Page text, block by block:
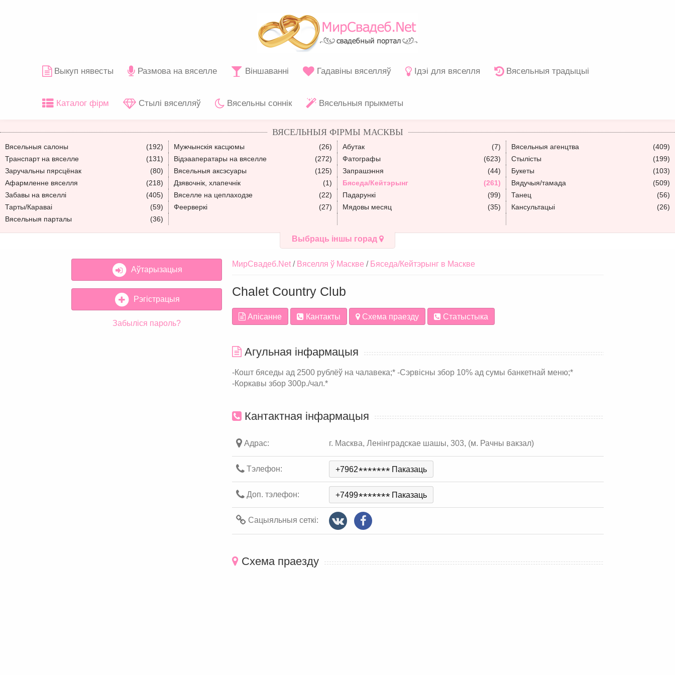
Выкуп нявесты Размова на вяселле Віншаванні Гадавіны вяселляў Ідэі для вяселля Вясельныя традыцыі
Каталог фірм Стылі вяселляў Вясельны соннік Вясельныя прыкметы
ВЯСЕЛЬНЫЯ ФІРМЫ МАСКВЫ
Вясельныя салоны (192) Мужчынскія касцюмы (26) Абутак (7) Вясельныя агенцтва
(409)
Транспарт на вяселле
(131) Відэааператары на вяселле (272) Фатографы (623) Стылісты
(199)
Заручальны пярсцёнак
(80) Вясельныя аксэсуары (125) Запрашэння (44) Букеты
(103)
Афармленне вяселля
(218) Дзявочнік, хлапечнік (1) Бяседа/Кейтэрынг (261) Вядучыя/тамада
(509)
Забавы на вяселлі
(405) Вяселле на цеплаходзе (22) Падарункі (99) Танец
(56)
Тарты/Караваі
(59) Феерверкі (27) Мядовы месяц (35) Кансультацыі
(26)
Вясельныя парталы
(36)
Выбраць іншы горад
МирСвадеб.Net Вяселля ў Маскве Бяседа/Кейтэрынг в Маскве
Chalet Country Club
Апісанне Кантакты Схема праезду Статыстыка
Агульная інфармацыя
-Кошт бяседы ад 2500 рублёў на чалавека;* -Сэрвісны збор 10% ад сумы банкетнай меню;*
-Коркавы збор 300р./чал.*
Кантактная інфармацыя
Адрас: г. Масква, Ленінградскае шашы, 303, (м. Рачны вакзал)
Тэлефон: +7962******* Паказаць
Доп. тэлефон: +7499******* Паказаць
Сацыяльныя сеткі:
Схема праезду
Аўтарызацыя
Рэгістрацыя
Забыліся пароль?